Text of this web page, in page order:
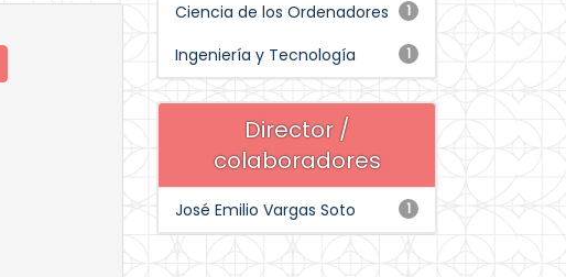
1
Ciencia de los Ordenadores
1
Ingeniería y Tecnología
Director /
colaboradores
1
José Emilio Vargas Soto